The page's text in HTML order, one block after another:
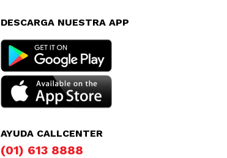
DESCARGA NUESTRA APP
AYUDA CALLCENTER
(01) 613 8888